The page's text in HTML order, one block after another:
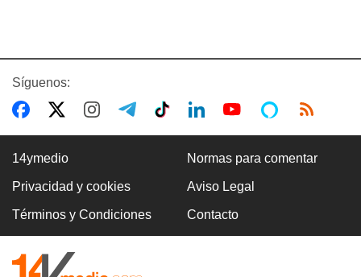
Síguenos:
14ymedio Normas para comentar
Privacidad y cookies Aviso Legal
Términos y Condiciones Contacto